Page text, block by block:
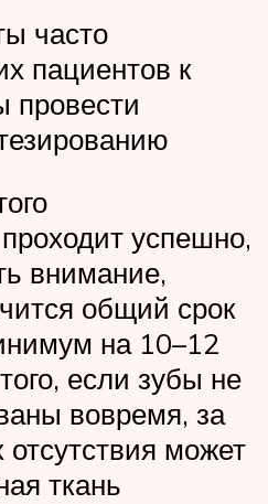
часто
пациентов к
провести
успешно,
внимание,
общий срок
на 10–12
если зубы не
вовремя, за
отсутствия может
ткань